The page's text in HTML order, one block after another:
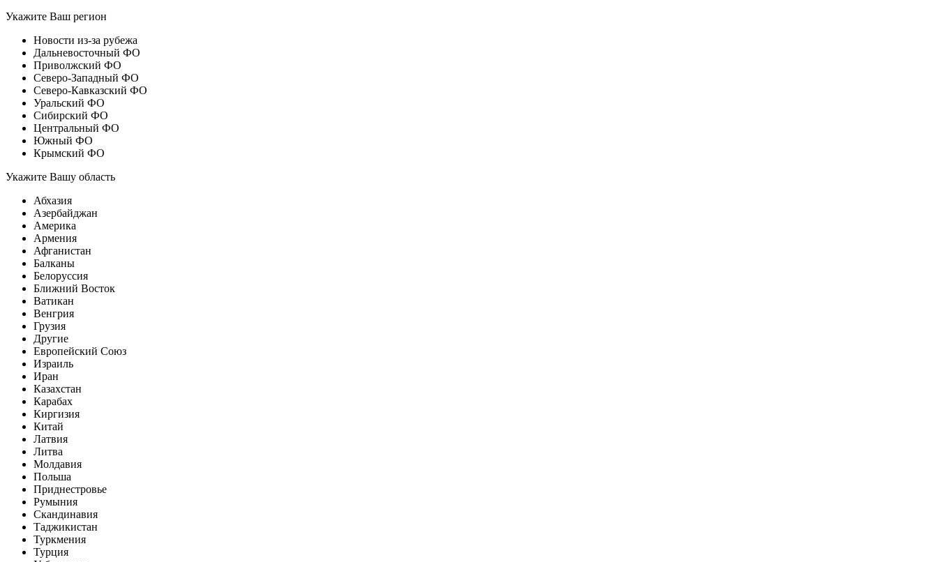
Укажите Ваш регион
Новости из-за рубежа
Дальневосточный ФО
Приволжский ФО
Северо-Западный ФО
Северо-Кавказский ФО
Уральский ФО
Сибирский ФО
Центральный ФО
Южный ФО
Крымский ФО
Укажите Вашу область
Абхазия
Азербайджан
Америка
Армения
Афганистан
Балканы
Белоруссия
Ближний Восток
Ватикан
Венгрия
Грузия
Другие
Европейский Союз
Израиль
Иран
Казахстан
Карабах
Киргизия
Китай
Латвия
Литва
Молдавия
Польша
Приднестровье
Румыния
Скандинавия
Таджикистан
Туркмения
Турция